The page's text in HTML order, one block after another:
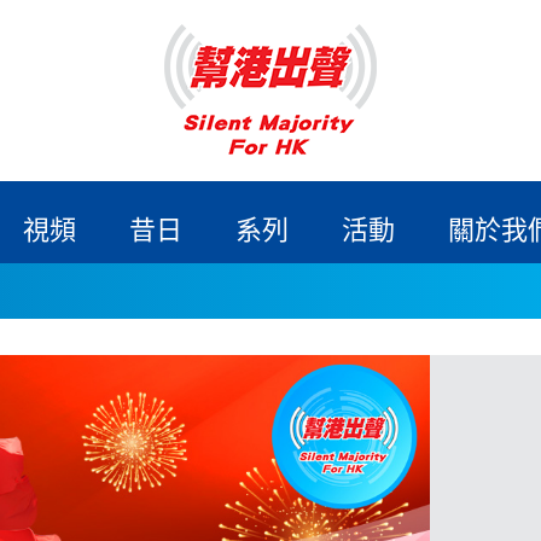
視頻 昔日 系列 活動 關於我